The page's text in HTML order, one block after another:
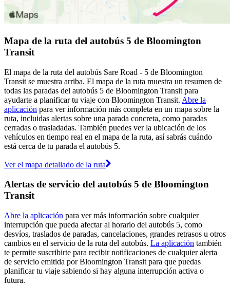
Mapa de la ruta del autobús 5 de Bloomington
Transit
El mapa de la ruta del autobús Sare Road - 5 de Bloomington
Transit se muestra arriba. El mapa de la ruta muestra un resumen de
todas las paradas del autobús 5 de Bloomington Transit para
ayudarte a planificar tu viaje con Bloomington Transit. Abre la
aplicación para ver información más completa en un mapa sobre la
ruta, incluidas alertas sobre una parada concreta, como paradas
cerradas o trasladadas. También puedes ver la ubicación de los
vehículos en tiempo real en el mapa de la ruta, así sabrás cuándo
está cerca de tu parada el autobús 5.
Ver el mapa detallado de la ruta
Alertas de servicio del autobús 5 de Bloomington
Transit
Abre la aplicación para ver más información sobre cualquier
interrupción que pueda afectar al horario del autobús 5, como
desvíos, traslados de paradas, cancelaciones, grandes retrasos u otros
cambios en el servicio de la ruta del autobús. La aplicación también
te permite suscribirte para recibir notificaciones de cualquier alerta
de servicio emitida por Bloomington Transit para que puedas
planificar tu viaje sabiendo si hay alguna interrupción activa o
futura.